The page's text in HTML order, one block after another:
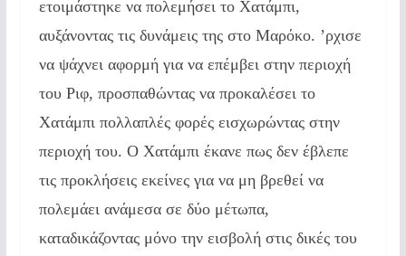
ετοιμάστηκε να πολεμήσει το Χατάμπι,
αυξάνοντας τις δυνάμεις της στο Μαρόκο. ’ρχισε
να ψάχνει αφορμή για να επέμβει στην περιοχή
του Ριφ, προσπαθώντας να προκαλέσει το
Χατάμπι πολλαπλές φορές εισχωρώντας στην
περιοχή του. Ο Χατάμπι έκανε πως δεν έβλεπε
τις προκλήσεις εκείνες για να μη βρεθεί να
πολεμάει ανάμεσα σε δύο μέτωπα,
καταδικάζοντας μόνο την εισβολή στις δικές του